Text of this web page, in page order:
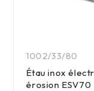
1002/33/80
Étau inox
érosion ESV70